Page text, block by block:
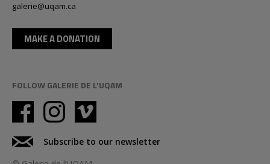
galerie@uqam.ca
MAKE A DONATION
FOLLOW GALERIE DE L'UQAM
Subscribe to our newsletter